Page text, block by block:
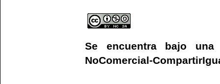
Se encuentra bajo
NoComercial-